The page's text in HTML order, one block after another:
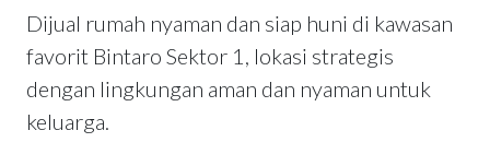
Dijual rumah nyaman dan siap huni di kawasan
favorit Bintaro Sektor 1, lokasi strategis
dengan lingkungan aman dan nyaman untuk
keluarga.